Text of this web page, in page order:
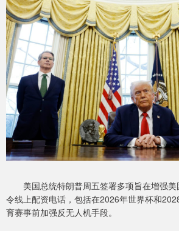
美国总统特朗普周五签署多项旨在增强美
令线上配资电话，包括在2026年世界杯和
育赛事前加强反无人机手段。